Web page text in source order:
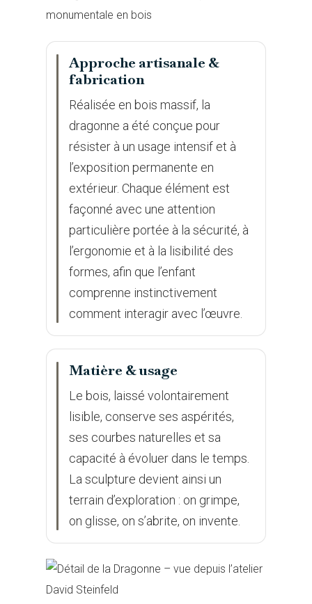
Approche artisanale &
fabrication
Réalisée en bois massif, la
dragonne a été conçue pour
résister à un usage intensif et à
l’exposition permanente en
extérieur. Chaque élément est
façonné avec une attention
particulière portée à la sécurité, à
l’ergonomie et à la lisibilité des
formes, afin que l’enfant
comprenne instinctivement
comment interagir avec l’œuvre.
Matière & usage
Le bois, laissé volontairement
lisible, conserve ses aspérités,
ses courbes naturelles et sa
capacité à évoluer dans le temps.
La sculpture devient ainsi un
terrain d’exploration : on grimpe,
on glisse, on s’abrite, on invente.